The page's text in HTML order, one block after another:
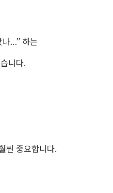
나…” 하는
니다.
씬 중요합니다.